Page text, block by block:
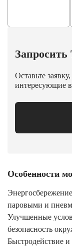
Оставьте
интересующие
Особенности
паровыми и
Улучшенные
безопасность
Быстродействие и